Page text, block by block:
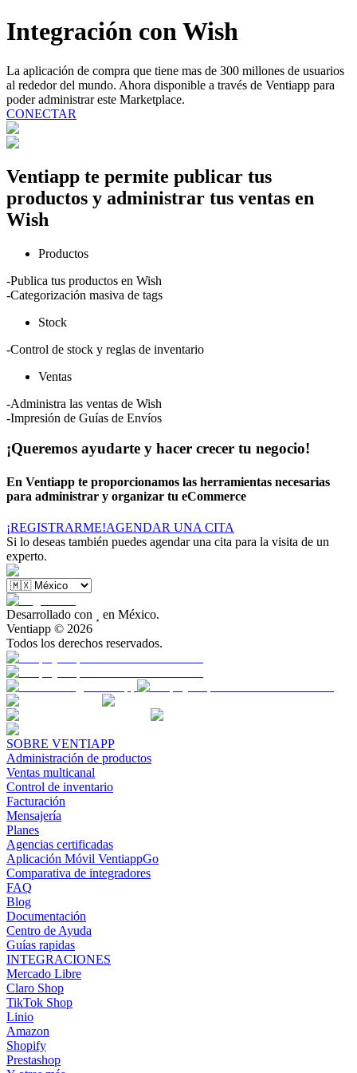
Integración conWish
La aplicación de compra que tiene mas de 300 millones de usuarios
al rededor del mundo. Ahora disponible a través de Ventiapp para
poder administrar este Marketplace.
CONECTAR
Ventiapp te permite publicar tus
productos y administrar tus ventas en
Wish
Productos
-Publica tus productos en Wish
-Categorización masiva de tags
Stock
-Control de stock y reglas de inventario
Ventas
-Administra las ventas de Wish
-Impresión de Guías de Envíos
¡Queremos ayudarte y hacer crecer tu negocio!
En Ventiapp te proporcionamos las herramientas necesarias
para administrar y organizar tu eCommerce
¡REGISTRARME!AGENDAR UNA CITA
Si lo deseas también puedes agendar una cita para la visita de un
experto.
Desarrollado con
en México.
Ventiapp © 2026
Todos los derechos reservados.
SOBRE VENTIAPP
Administración de productos
Ventas multicanal
Control de inventario
Facturación
Mensajería
Planes
Agencias certificadas
Aplicación Móvil VentiappGo
Comparativa de integradores
FAQ
Blog
Documentación
Centro de Ayuda
Guías rapidas
INTEGRACIONES
Mercado Libre
Claro Shop
TikTok Shop
Linio
Amazon
Shopify
Prestashop